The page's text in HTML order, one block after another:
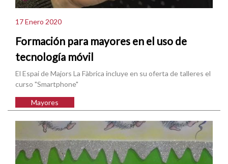
17 Enero 2020
Formación para mayores en el uso de
tecnología móvil
El Espai de Majors La Fàbrica incluye en su oferta de talleres el
curso "Smartphone"
Mayores